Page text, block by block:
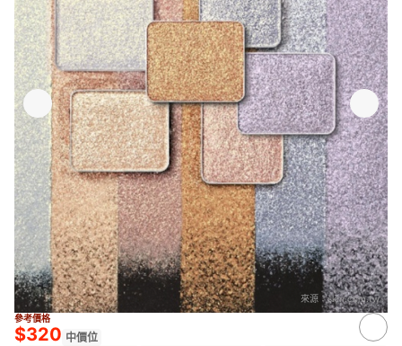
來源：skm.com.tw
參考價格
$320 中價位